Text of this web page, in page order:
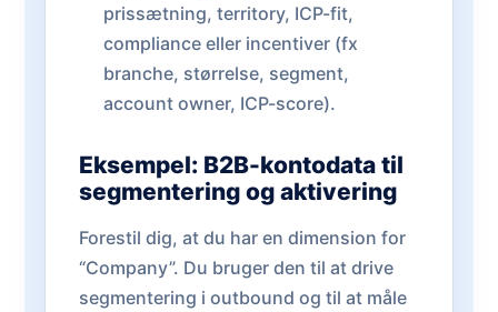
prissætning, territory, ICP-fit,
compliance eller incentiver (fx
branche, størrelse, segment,
account owner, ICP-score).
Eksempel: B2B-kontodata til
segmentering og aktivering
Forestil dig, at du har en dimension for
“Company”. Du bruger den til at drive
segmentering i outbound og til at måle